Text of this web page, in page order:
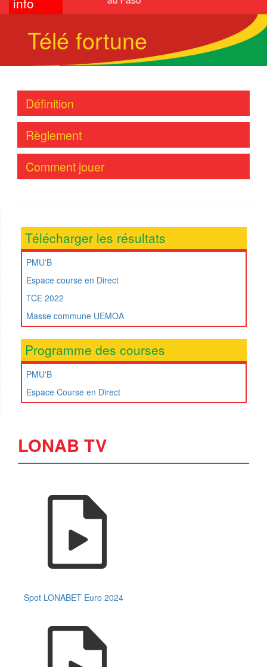
Télé fortune
Définition
Règlement
Comment jouer
Télécharger les résultats
PMU'B
Espace course en Direct
TCE 2022
Masse commune UEMOA
Programme des courses
PMU'B
Espace Course en Direct
LONAB TV
Spot LONABET Euro 2024